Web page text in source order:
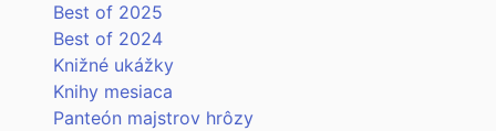
Best of 2025
Best of 2024
Knižné ukážky
Knihy mesiaca
Panteón majstrov hrôzy